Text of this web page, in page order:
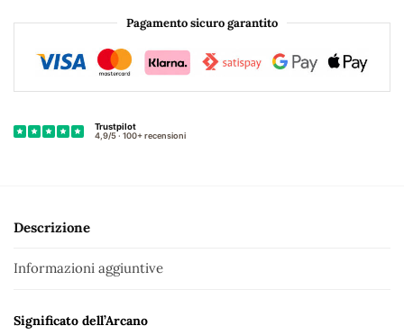
a
:
Pagamento sicuro garantito
Descrizione
Informazioni aggiuntive
Significato dell’Arcano